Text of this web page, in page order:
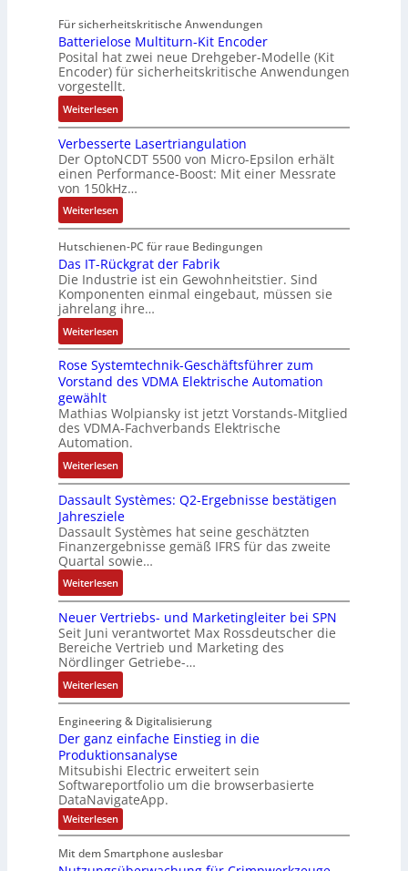
M
L
3
f
ü
r
s
i
c
h
e
r
e
E
n
t
w
i
c
k
l
u
n
g
o
b
o
t
,
3
M
i
l
l
i
o
n
e
n
A
r
b
e
i
t
s
k
r
ä
f
t
e
u
t
o
m
a
t
i
o
n
e
x
p
a
n
d
i
e
r
t
f
t
r
a
g
s
e
i
n
g
a
n
g
i
m
M
a
s
c
h
i
n
e
n
-
A
n
l
a
g
e
n
b
a
u
:
P
o
s
i
t
i
v
e
M
o
Für sicherheitskritische Anwendungen
Batterielose Multiturn-Kit Encoder
Posital hat zwei neue Drehgeber-Modelle (Kit
Encoder) für sicherheitskritische Anwendungen
vorgestellt.
Weiterlesen:
B
a
t
t
e
r
i
e
l
o
s
e
M
u
l
t
t
u
r
n
-
K
i
t
E
n
c
e
r
Verbesserte Lasertriangulation
Der OptoNCDT 5500 von Micro-Epsilon erhält
einen Performance-Boost: Mit einer Messrate
von 150kHz…
Weiterlesen:
V
e
r
b
e
s
s
e
r
t
L
a
s
e
r
t
r
i
a
n
g
a
t
o
Hutschienen-PC für raue Bedingungen
Das IT-Rückgrat der Fabrik
Die Industrie ist ein Gewohnheitstier. Sind
Komponenten einmal eingebaut, müssen sie
jahrelang ihre…
Weiterlesen:
D
a
s
T
-
R
ü
c
k
g
r
a
t
d
e
r
F
a
b
r
k
Rose Systemtechnik-Geschäftsführer zum
Vorstand des VDMA Elektrische Automation
gewählt
Mathias Wolpiansky ist jetzt Vorstands-Mitglied
des VDMA-Fachverbands Elektrische
Automation.
Weiterlesen:
R
o
s
e
S
y
s
t
e
m
t
e
c
h
n
i
k
-
G
e
s
h
Dassault Systèmes: Q2-Ergebnisse bestätigen
Jahresziele
Dassault Systèmes hat seine geschätzten
Finanzergebnisse gemäß IFRS für das zweite
Quartal sowie…
Weiterlesen:
D
a
s
s
a
u
l
t
S
y
s
t
è
m
s
Neuer Vertriebs- und Marketingleiter bei SPN
Seit Juni verantwortet Max Rossdeutscher die
Bereiche Vertrieb und Marketing des
Nördlinger Getriebe-…
Weiterlesen:
N
e
u
e
r
V
e
r
t
r
Engineering & Digitalisierung
Der ganz einfache Einstieg in die
Produktionsanalyse
Mitsubishi Electric erweitert sein
Softwareportfolio um die browserbasierte
DataNavigateApp.
Weiterlesen:
D
r
Mit dem Smartphone auslesbar